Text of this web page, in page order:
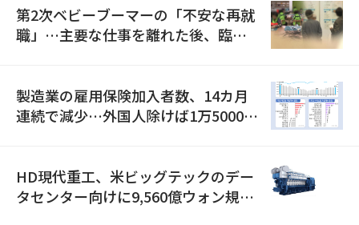
第2次ベビーブーマーの「不安な再就
職」…主要な仕事を離れた後、臨時
製造業の雇用保険加入者数、14カ月
連続で減少…外国人除けば1万5000人
HD現代重工、米ビッグテックのデー
タセンター向けに9,560億ウォン規模